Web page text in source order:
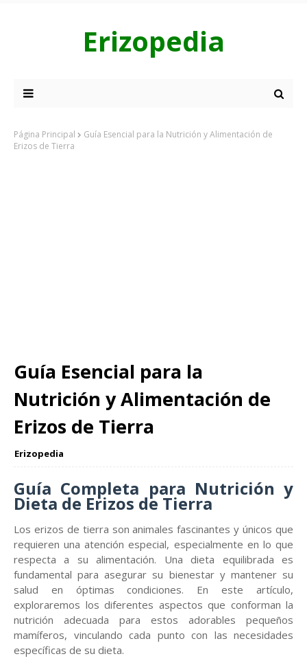
Erizopedia
Página Principal
Guía Esencial para la Nutrición y Alimentación de
Erizos de Tierra
Guía Esencial para la
Nutrición y Alimentación de
Erizos de Tierra
Erizopedia
Guía Completa para Nutrición y
Dieta de Erizos de Tierra
Los erizos de tierra son animales fascinantes y únicos que
requieren una atención especial, especialmente en lo que
respecta a su alimentación. Una dieta equilibrada es
fundamental para asegurar su bienestar y mantener su
salud en óptimas condiciones. En este artículo,
exploraremos los diferentes aspectos que conforman la
nutrición adecuada para estos adorables pequeños
mamíferos, vinculando cada punto con las necesidades
específicas de su dieta.